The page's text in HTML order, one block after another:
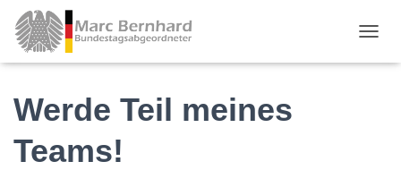
Werde Teil meines
Teams!